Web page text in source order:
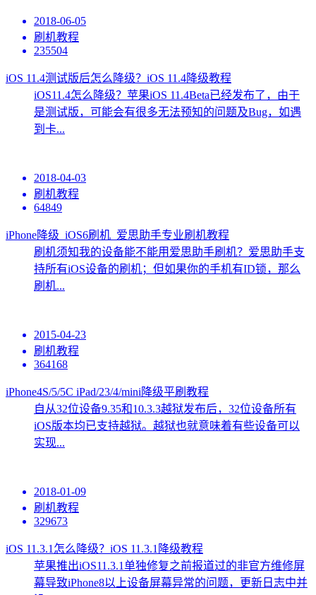
2018-06-05
刷机教程
235504
iOS 11.4测试版后怎么降级？iOS 11.4降级教程
iOS11.4怎么降级？苹果iOS 11.4Beta已经发布了，由于
是测试版，可能会有很多无法预知的问题及Bug，如遇
到卡...
2018-04-03
刷机教程
64849
iPhone降级_iOS6刷机_爱思助手专业刷机教程
刷机须知我的设备能不能用爱思助手刷机？爱思助手支
持所有iOS设备的刷机；但如果你的手机有ID锁，那么
刷机...
2015-04-23
刷机教程
364168
iPhone4S/5/5C iPad/23/4/mini降级平刷教程
自从32位设备9.35和10.3.3越狱发布后，32位设备所有
iOS版本均已支持越狱。越狱也就意味着有些设备可以
实现...
2018-01-09
刷机教程
329673
iOS 11.3.1怎么降级？iOS 11.3.1降级教程
苹果推出iOS11.3.1单独修复之前报道过的非官方维修屏
幕导致iPhone8以上设备屏幕异常的问题，更新日志中并